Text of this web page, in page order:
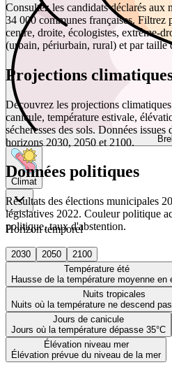
Climat
Horizon temporel
2030 2050
2100
Température été
Hausse de la température moyenne en
Nuits tropicales
Nuits où la température ne descend
Jours de canicule
Jours où la température dépasse 35°C
Élévation niveau mer
Élévation prévue du niveau de la mer
Consultez les candidats déclarés aux
34 000 communes françaises. Filtrez
centre, droite, écologistes, extrême-
(urbain, périurbain, rural) et par taille
Projections
Découvrez les projections
canicule, température estivale,
sécheresses des sols. Données
horizons 2030, 2050 et 2100.
Données politiques
Résultats des élections municipales
législatives 2022. Couleur politique
politique, taux d'abstention.